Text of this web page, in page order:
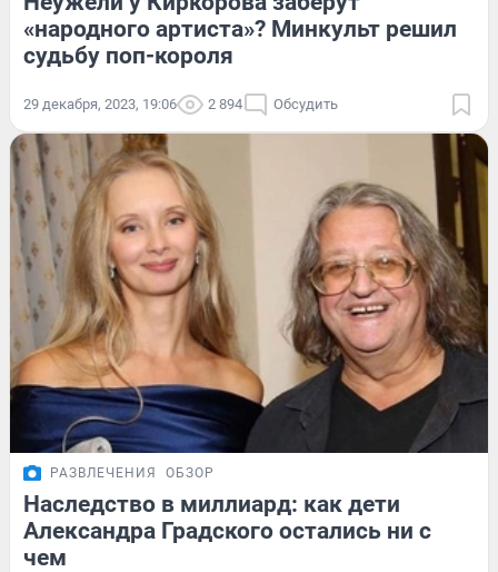
«народного артиста»? Минкульт решил
судьбу поп-короля
29 декабря, 2023, 19:06 2 894 Обсудить
РАЗВЛЕЧЕНИЯ ОБЗОР
Наследство в миллиард: как дети
Александра Градского остались ни с
чем